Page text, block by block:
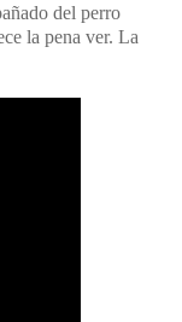
del perro
la pena ver. La